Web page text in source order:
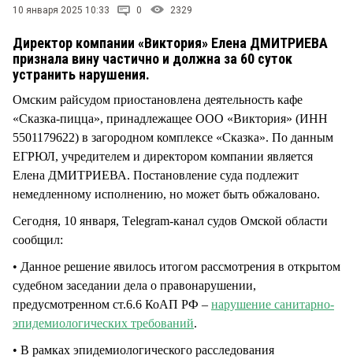
10 января 2025 10:33 0 2329
Директор компании «Виктория» Елена ДМИТРИЕВА
признала вину частично и должна за 60 суток
устранить нарушения.
Омским райсудом приостановлена деятельность кафе
«Сказка-пицца», принадлежащее ООО «Виктория» (ИНН
5501179622) в загородном комплексе «Сказка». По данным
ЕГРЮЛ, учредителем и директором компании является
Елена ДМИТРИЕВА. Постановление суда подлежит
немедленному исполнению, но может быть обжаловано.
Сегодня, 10 января, Тelegram-канал судов Омской области
сообщил:
• Данное решение явилось итогом рассмотрения в открытом
судебном заседании дела о правонарушении,
предусмотренном ст.6.6 КоАП РФ – нарушение санитарно-
эпидемиологических требований.
• В рамках эпидемиологического расследования